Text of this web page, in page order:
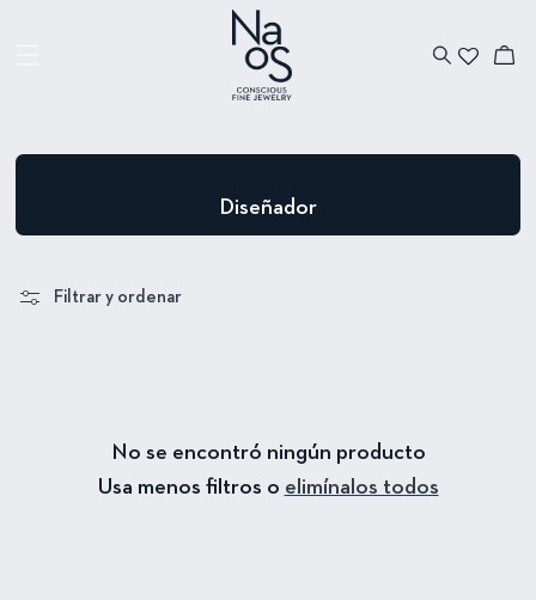
Carrito
C
o
ó
n
Diseñador
Filtrar y ordenar
No se encontró ningún producto
Usa menos filtros o elimínalos todos